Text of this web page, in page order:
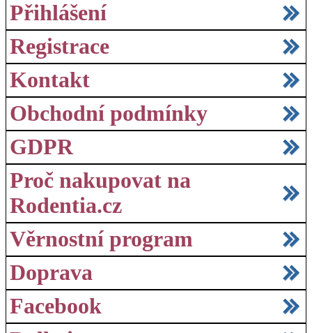
Přihlášení
Registrace
Kontakt
Obchodní podmínky
GDPR
Proč nakupovat na
Rodentia.cz
Věrnostní program
Doprava
Facebook